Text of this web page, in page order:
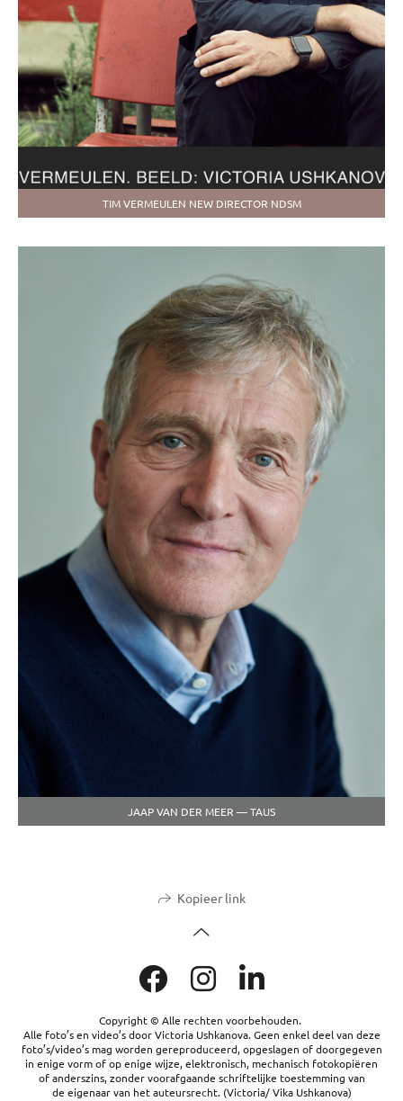
TIM VERMEULEN NEW DIRECTOR NDSM
JAAP VAN DER MEER — TAUS
Kopieer link
Copyright © Alle rechten voorbehouden.
Alle foto’s en video’s door Victoria Ushkanova. Geen enkel deel van deze
foto’s/video’s mag worden gereproduceerd, opgeslagen of doorgegeven
in enige vorm of op enige wijze, elektronisch, mechanisch fotokopiëren
of anderszins, zonder voorafgaande schriftelijke toestemming van
de eigenaar van het auteursrecht. (Victoria/ Vika Ushkanova)